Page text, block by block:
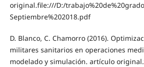
original.file:///D:/
Septiembre%202018.pdf
D. Blanco, C. Chamorro (2016).
militares sanitarios en operaciones
modelado y simulación. artículo